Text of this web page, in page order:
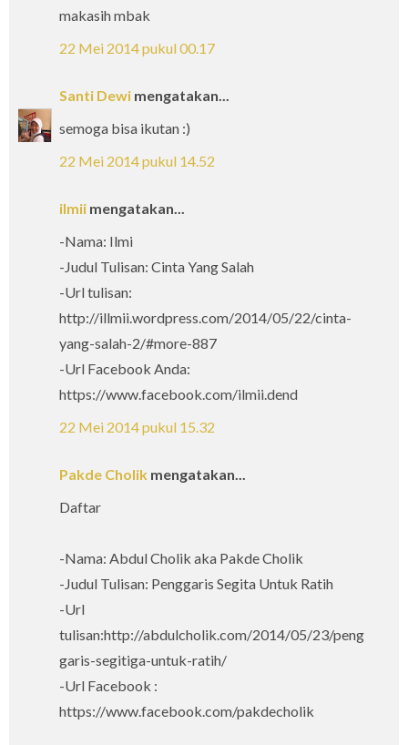
makasih mbak
22 Mei 2014 pukul 00.17
Santi Dewi mengatakan...
semoga bisa ikutan :)
22 Mei 2014 pukul 14.52
ilmii mengatakan...
-Nama: Ilmi
-Judul Tulisan: Cinta Yang Salah
-Url tulisan:
http://illmii.wordpress.com/2014/05/22/cinta-
yang-salah-2/#more-887
-Url Facebook Anda:
https://www.facebook.com/ilmii.dend
22 Mei 2014 pukul 15.32
Pakde Cholik mengatakan...
Daftar
-Nama: Abdul Cholik aka Pakde Cholik
-Judul Tulisan: Penggaris Segita Untuk Ratih
-Url
tulisan:http://abdulcholik.com/2014/05/23/peng
garis-segitiga-untuk-ratih/
-Url Facebook :
https://www.facebook.com/pakdecholik